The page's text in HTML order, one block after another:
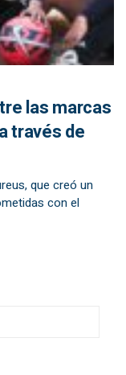
las marcas
través de
que creó un
con el